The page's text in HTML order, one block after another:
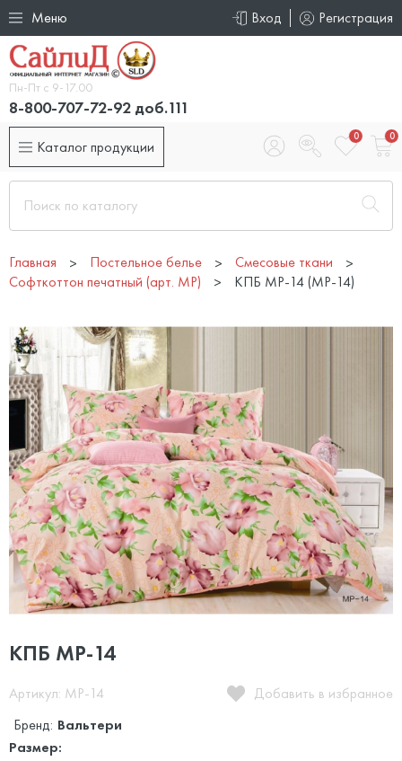
Меню Вход Регистрация
Пн-Пт с 9-17.00
8-800-707-72-92 доб.111
Каталог продукции
0 0
Главная Постельное белье
Смесовые ткани
Софткоттон печатный (арт. MР)
КПБ MP-14 (MP-14)
КПБ MP-14
Артикул: MP-14
Добавить в избранное
Бренд: Вальтери
Размер: